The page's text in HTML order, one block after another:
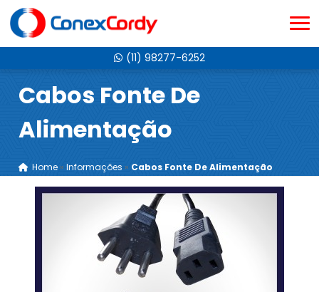
(11) 98277-6252
Cabos Fonte De
Alimentação
Home »Informações » Cabos Fonte De Alimentação